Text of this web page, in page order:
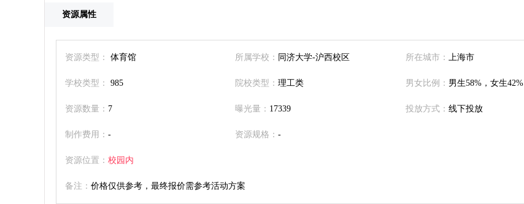
资源属性
资源类型： 体育馆 所属学校： 同济大学-沪西校区 所在城市： 上海市
学校类型： 985 院校类型：理工类 男女比例： 男生58%，女生42%
资源数量： 7 曝光量： 17339 投放方式： 线下投放
制作费用： - 资源规格：-
资源位置： 校园内
备注： 价格仅供参考，最终报价需参考活动方案